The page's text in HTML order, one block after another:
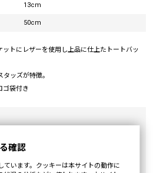
13cm
50cm
トにレザーを使用し上品に仕上たトートバッ
ッズが特徴。
ゴ袋付き
確認
ています。クッキーは本サイトの動作に